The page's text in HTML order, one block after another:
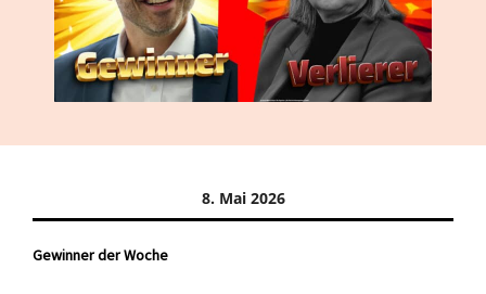
8. Mai 2026
Gewinner der Woche